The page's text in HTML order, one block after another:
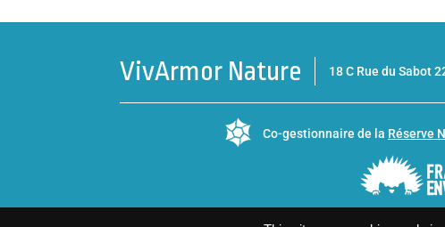
VivArmor Nature 18 C Rue du Sabot
Co-gestionnaire de la Réserve